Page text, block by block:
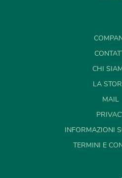
CHI
LA
MAIL
INFORMAZIONI
TERMINI E